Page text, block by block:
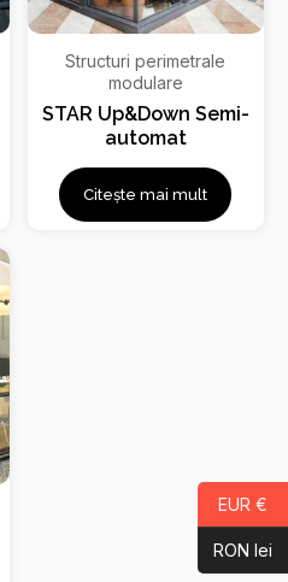
Structuri perimetrale
modulare
STAR Up&Down Semi-
automat
Citește mai mult
EUR €
RON lei